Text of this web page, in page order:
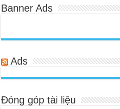
Banner Ads
Ads
Đóng góp tài liệu